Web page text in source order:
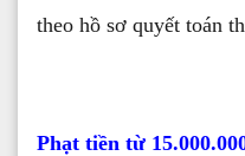
theo hồ sơ quyết toán
Phạt tiền từ